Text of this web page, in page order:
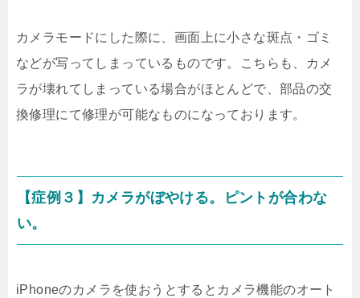
カメラモードにした際に、画面上に小さな斑点・ゴミ
などが写ってしまっているものです。こちらも、カメ
ラが壊れてしまっている場合がほとんどで、部品の交
換修理にて修理が可能なものになっております。
【症例３】カメラがぼやける。ピントが合わな
い。
iPhoneのカメラを使おうとするとカメラ機能のオート